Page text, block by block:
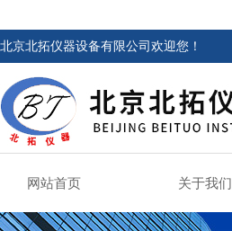
北京北拓仪器设备有限公司欢迎您！
网站首页 关于我们